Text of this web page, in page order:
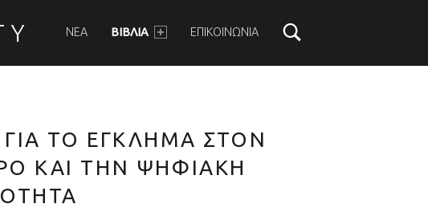
ΝΕΑ ΒΙΒΛΙΑ ΕΠΙΚΟΙΝΩΝΙΑ
ΤΟ ΕΓΚΛΗΜΑ ΣΤΟΝ
ΚΑΙ ΤΗΝ ΨΗΦΙΑΚΗ